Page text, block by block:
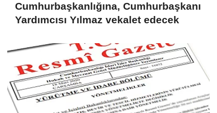
Cumhurbaşkanlığına, Cumhurbaşkanı
Yardımcısı Yılmaz vekalet edecek